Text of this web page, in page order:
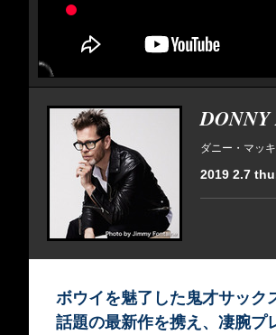
ダニー・マッ
2019 2.7
ボウイを魅了した鬼才サック
話題の最新作を携え、凄腕プ